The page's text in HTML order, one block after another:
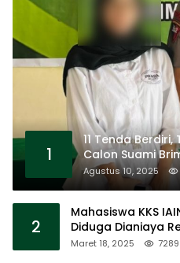
1
11 Tenda
Calon Suami
Agustus 10, 2025
2
Mahasiswa KKS
Diduga Dianiaya
Barat
Maret 18, 2025 7289